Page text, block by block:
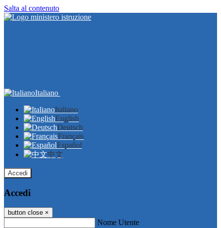
Salta al contenuto
Italiano
Italiano
English
Deutsch
Français
Español
中文
Accedi
Accedi
button close ×
Nome Utente